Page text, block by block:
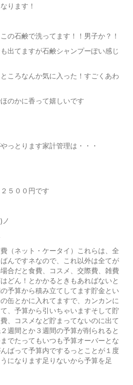
ります！
の石鹸で洗ってます！！男子か？！
出てますが石鹸シャンプーぽい感じ
ころなんか気に入った！すごくあわ
のかに香って嬉しいです
っとります家計管理は・・・
５００円です
（ネット・ケータイ）これらは、全
んですネなので、これ以外は全てが
合だと食費、コスメ、交際費、雑費
どん！とかかるときもあればないと
予算から積み立てしてます貯金とい
缶とかに入れてますで、カンカンに
、予算から引いちゃいますそして貯
、コスメなど貯まってないのに出て
週間とか３週間の予算が削られると
でたってもいつも予算オーバーとな
ばって予算内でするっとことが１度
になります足りないから予算を足